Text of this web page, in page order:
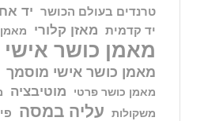
טרנדים בעולם הכושר יד
יד קדמית מאזן קלורי מאמן trx
מאמן כושר אישי
מאמן כושר אישי מוסמך
מאמן כושר פרטי מוטיבציה
משקולות
עליה במסה